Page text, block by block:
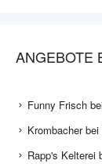
ANGEBOTE
Funny Frisch
Krombacher
Rapp's Kelterei